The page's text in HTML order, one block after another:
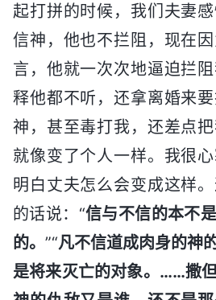
起打拼的时候，我们夫妻
信神，他也不拦阻，现在
言，他就一次次地逼迫拦
释他都不听，还拿离婚来
神，甚至毒打我，还差点把
就像变了个人一样。我很
明白丈夫怎么会变成这样
的话说：“信与不信的本不
的。 ”“凡不信道成肉身的神
是将来灭亡的对象。……撒但